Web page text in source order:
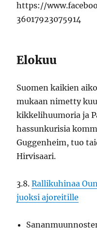
https://
36017923075914
Elokuu
Suomen kaikien
mukaan nimetty
kikkelihuumoria ja
hassunkurisia
Guggenheim, tuo
Hirvisaari.
3.8.Rallikuhinaa
juoksi ajoreitille